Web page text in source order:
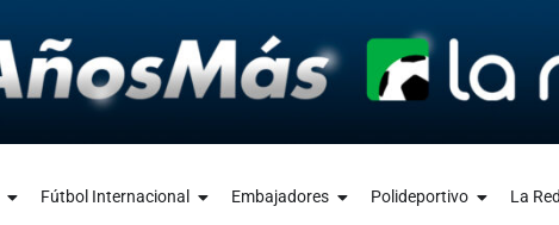
Fútbol Internacional Embajadores Polideportivo La Red